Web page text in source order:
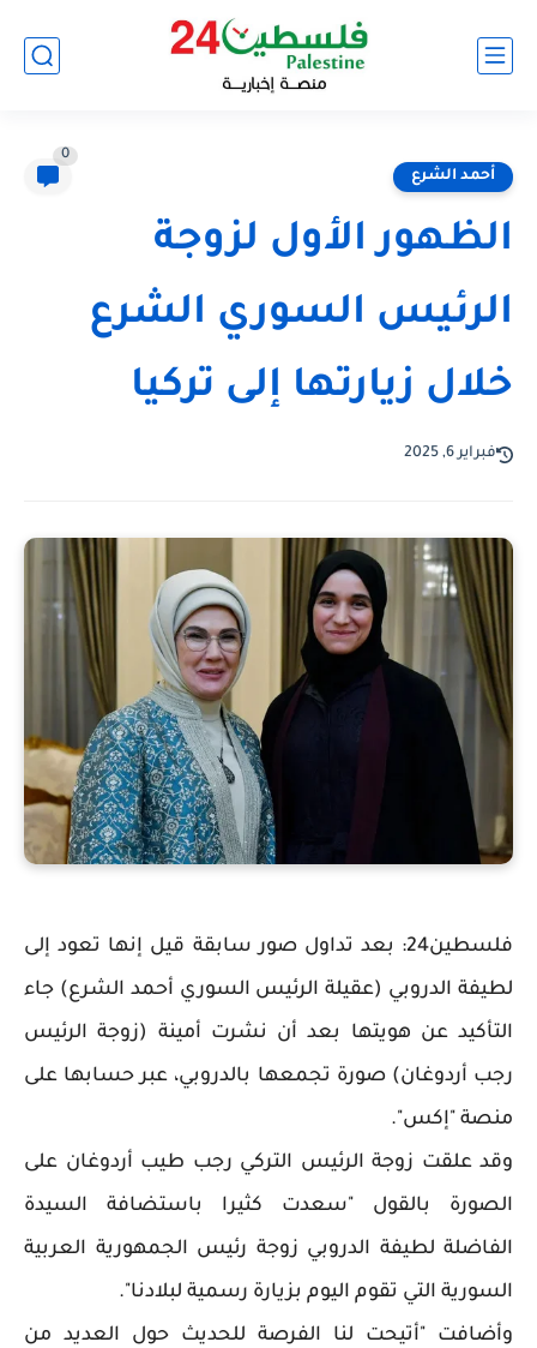
أحمد الشرع
0
الظهور الأول لزوجة
الرئيس السوري الشرع
خلال زيارتها إلى تركيا
فبراير 6, 2025
فلسطين24: بعد تداول صور سابقة قيل إنها تعود إلى
لطيفة الدروبي (عقيلة الرئيس السوري أحمد الشرع) جاء
التأكيد عن هويتها بعد أن نشرت أمينة (زوجة الرئيس
رجب أردوغان) صورة تجمعها بالدروبي، عبر حسابها على
منصة "إكس".
وقد علقت زوجة الرئيس التركي رجب طيب أردوغان على
الصورة بالقول "سعدت كثيرا باستضافة السيدة
الفاضلة لطيفة الدروبي زوجة رئيس الجمهورية العربية
السورية التي تقوم اليوم بزيارة رسمية لبلادنا".
وأضافت "أتيحت لنا الفرصة للحديث حول العديد من